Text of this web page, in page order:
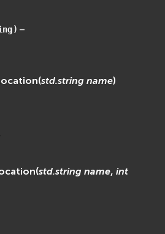
) –
(std.string name)
(std.string name,int